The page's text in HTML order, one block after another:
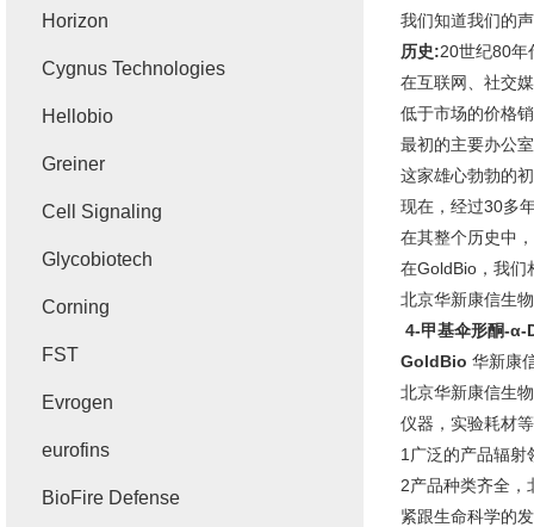
我们知道我们的
历史:20世纪80年
在互联网、社交
低于市场的价格
最初的主要办公
这家雄心勃勃的
现在，经过30多
在其整个历史中
在GoldBio，我们
北京华新康信生
4-甲基伞形酮-α-
GoldBio 华新康
北京华新康信生
仪器，实验耗材
1广泛的产品辐射
2产品种类齐全，
紧跟生命科学的
Horizon
Cygnus Technologies
Hellobio
Greiner
Cell Signaling
Glycobiotech
Corning
FST
Evrogen
eurofins
BioFire Defense